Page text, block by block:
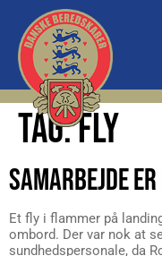
TAG:FLY
SAMARBEJDE
Et fly i flammer på
ombord. Der var nok at
sundhedspersonale, da